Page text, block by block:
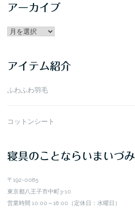
アーカイブ
アー
ブ
アイテム紹介
ふわふわ羽毛
コットンシート
寝具のことならいまいづみ
〒192-0085
東京都八王子市中町3-10
営業時間 10:00～18:00（定休日：水曜日）